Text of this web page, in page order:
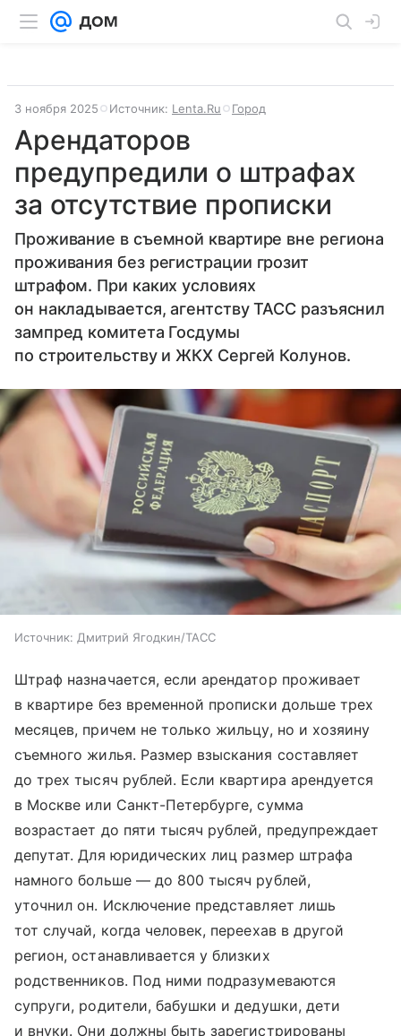
3 ноября 2025 Источник: Lenta.Ru Город
Арендаторов
предупредили о штрафах
за отсутствие прописки
Проживание в съемной квартире вне региона
проживания без регистрации грозит
штрафом. При каких условиях
он накладывается, агентству ТАСС разъяснил
зампред комитета Госдумы
по строительству и ЖКХ Сергей Колунов.
Источник: Дмитрий Ягодкин/ТАСС
Штраф назначается, если арендатор проживает
в квартире без временной прописки дольше трех
месяцев, причем не только жильцу, но и хозяину
съемного жилья. Размер взыскания составляет
до трех тысяч рублей. Если квартира арендуется
в Москве или Санкт-Петербурге, сумма
возрастает до пяти тысяч рублей, предупреждает
депутат. Для юридических лиц размер штрафа
намного больше — до 800 тысяч рублей,
уточнил он. Исключение представляет лишь
тот случай, когда человек, переехав в другой
регион, останавливается у близких
родственников. Под ними подразумеваются
супруги, родители, бабушки и дедушки, дети
и внуки. Они должны быть зарегистрированы